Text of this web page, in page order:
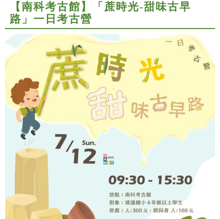
【南科考古館】「蔗時光-甜味古早
路」一日考古營